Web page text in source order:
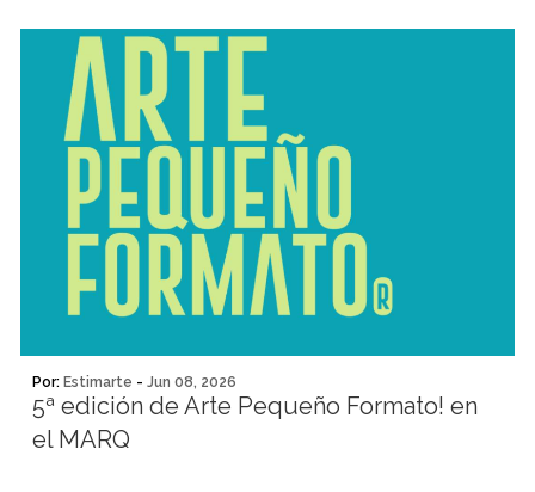
Por: Estimarte - Jun 08, 2026
5ª edición de Arte Pequeño Formato! en
el MARQ